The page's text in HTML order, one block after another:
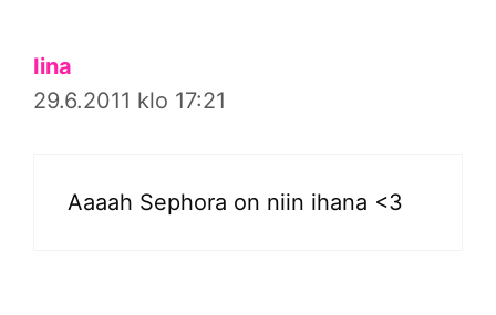
Iina
29.6.2011 klo 17:21
Aaaah Sephora on niin ihana <3